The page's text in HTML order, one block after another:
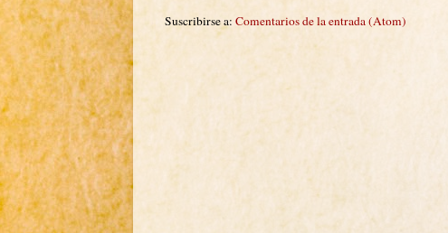
Suscribirse a: Comentarios de la entrada (Atom)